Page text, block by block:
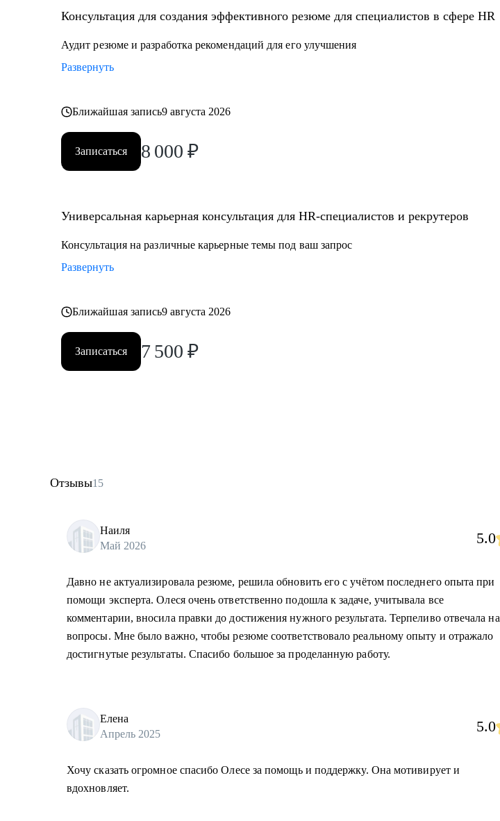
Кому могу помочь:
• HR Generalist-ам, которые хотят перейти в HR BP / People Partner;
Консультация для создания эффективного резюме для специалистов в сфере HR
Аудит резюме и разработка рекомендаций для его улучшения
Развернуть
Ближайшая запись9 августа 2026
Записаться 8 000 ₽
Универсальная карьерная консультация для HR-специалистов и рекрутеров
Консультация на различные карьерные темы под ваш запрос
Развернуть
Ближайшая запись9 августа 2026
Записаться 7 500 ₽
Отзывы15
Наиля
Май 2026
5.0
Давно не актуализировала резюме, решила обновить его с учётом последнего опыта при
помощи эксперта. Олеся очень ответственно подошла к задаче, учитывала все
комментарии, вносила правки до достижения нужного результата. Терпеливо отвечала на
вопросы. Мне было важно, чтобы резюме соответствовало реальному опыту и отражало
достигнутые результаты. Спасибо большое за проделанную работу.
Елена
Апрель 2025
5.0
Хочу сказать огромное спасибо Олесе за помощь и поддержку. Она мотивирует и
вдохновляет.